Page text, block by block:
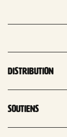
Distribution
Soutiens